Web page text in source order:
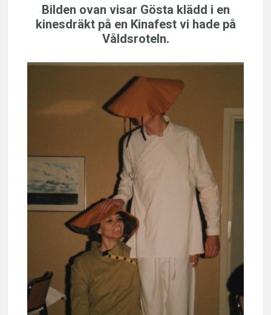
Bilden ovan visar Gösta klädd i en
kinesdräkt på en Kinafest vi hade på
Våldsroteln.